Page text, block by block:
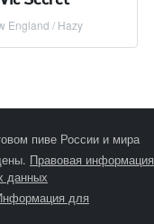
England / Hazy
пиве России и мира
Правовая информация
данных
для